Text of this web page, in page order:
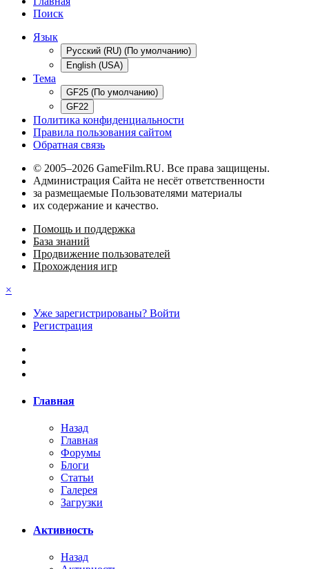
Поиск
Язык
Русский (RU) (По умолчанию)
English (USA)
Тема
GF25 (По умолчанию)
GF22
Политика конфиденциальности
Правила пользования сайтом
Обратная связь
© 2005–2026 GameFilm.RU. Все права защищены.
Администрация Сайта не несёт ответственности
за размещаемые Пользователями материалы
их содержание и качество.
Помощь и поддержка
База знаний
Продвижение пользователей
Прохождения игр
×
Уже зарегистрированы? Войти
Регистрация
Главная
Назад
Главная
Форумы
Блоги
Статьи
Галерея
Загрузки
Активность
Назад